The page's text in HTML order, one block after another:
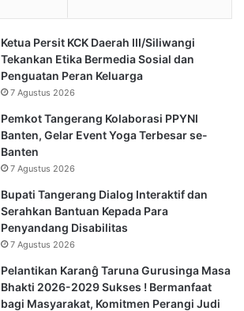
Ketua Persit KCK Daerah III/Siliwangi
Tekankan Etika Bermedia Sosial dan
Penguatan Peran Keluarga
7 Agustus 2026
Pemkot Tangerang Kolaborasi PPYNI
Banten, Gelar Event Yoga Terbesar se-
Banten
7 Agustus 2026
Bupati Tangerang Dialog Interaktif dan
Serahkan Bantuan Kepada Para
Penyandang Disabilitas
7 Agustus 2026
Pelantikan Karanĝ Taruna Gurusinga Masa
Bhakti 2026-2029 Sukses ! Bermanfaat
bagi Masyarakat, Komitmen Perangi Judi